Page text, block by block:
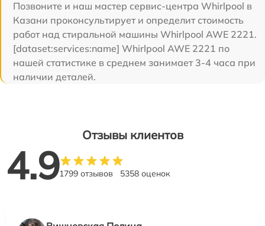
Позвоните и наш мастер сервис-центра Whirlpool в
Казани проконсультирует и определит стоимость
работ над стиральной машины Whirlpool AWE 2221.
[dataset:services:name] Whirlpool AWE 2221 по
нашей статистике в среднем занимает 3-4 часа при
наличии деталей.
Отзывы клиентов
4.91799 отзывов 5358 оценок